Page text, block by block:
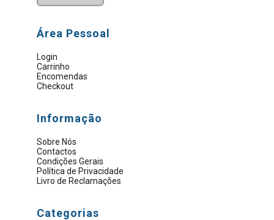
Área Pessoal
Login
Carrinho
Encomendas
Checkout
Informação
Sobre Nós
Contactos
Condições Gerais
Política de Privacidade
Livro de Reclamações
Categorias